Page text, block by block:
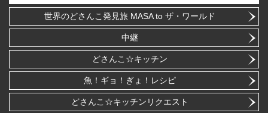
世界のどさんこ発見旅 MASA to ザ・ワールド
中継
どさんこ☆キッチン
魚！ギョ！ぎょ！レシピ
どさんこ☆キッチンリクエスト